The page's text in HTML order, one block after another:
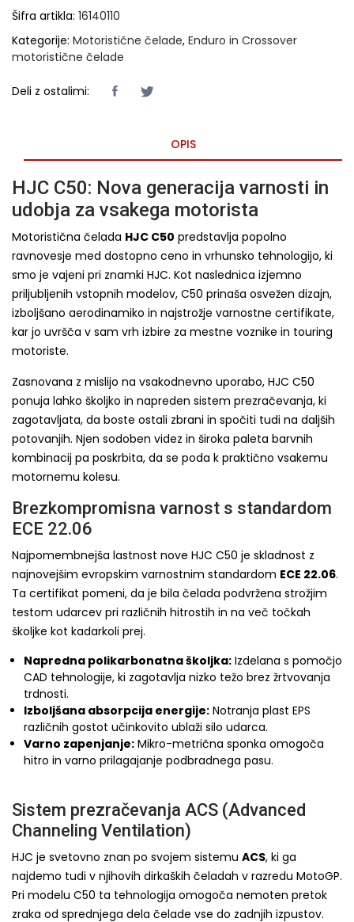
Šifra artikla: 16140110
Kategorije: Motoristične čelade, Enduro in Crossover
motoristične čelade
Deli z ostalimi:
OPIS
HJC C50: Nova generacija varnosti in
udobja za vsakega motorista
Motoristična čelada HJC C50 predstavlja popolno
ravnovesje med dostopno ceno in vrhunsko tehnologijo, ki
smo je vajeni pri znamki HJC. Kot naslednica izjemno
priljubljenih vstopnih modelov, C50 prinaša osvežen dizajn,
izboljšano aerodinamiko in najstrožje varnostne certifikate,
kar jo uvršča v sam vrh izbire za mestne voznike in touring
motoriste.
Zasnovana z mislijo na vsakodnevno uporabo, HJC C50
ponuja lahko školjko in napreden sistem prezračevanja, ki
zagotavljata, da boste ostali zbrani in spočiti tudi na daljših
potovanjih. Njen sodoben videz in široka paleta barvnih
kombinacij pa poskrbita, da se poda k praktično vsakemu
motornemu kolesu.
Brezkompromisna varnost s standardom
ECE 22.06
Najpomembnejša lastnost nove HJC C50 je skladnost z
najnovejšim evropskim varnostnim standardom ECE 22.06.
Ta certifikat pomeni, da je bila čelada podvržena strožjim
testom udarcev pri različnih hitrostih in na več točkah
školjke kot kadarkoli prej.
Napredna polikarbonatna školjka: Izdelana s pomočjo
CAD tehnologije, ki zagotavlja nizko težo brez žrtvovanja
trdnosti.
Izboljšana absorpcija energije: Notranja plast EPS
različnih gostot učinkovito ublaži silo udarca.
Varno zapenjanje: Mikro-metrična sponka omogoča
hitro in varno prilagajanje podbradnega pasu.
Sistem prezračevanja ACS (Advanced
Channeling Ventilation)
HJC je svetovno znan po svojem sistemu ACS, ki ga
najdemo tudi v njihovih dirkaških čeladah v razredu MotoGP.
Pri modelu C50 ta tehnologija omogoča nemoten pretok
zraka od sprednjega dela čelade vse do zadnjih izpustov.